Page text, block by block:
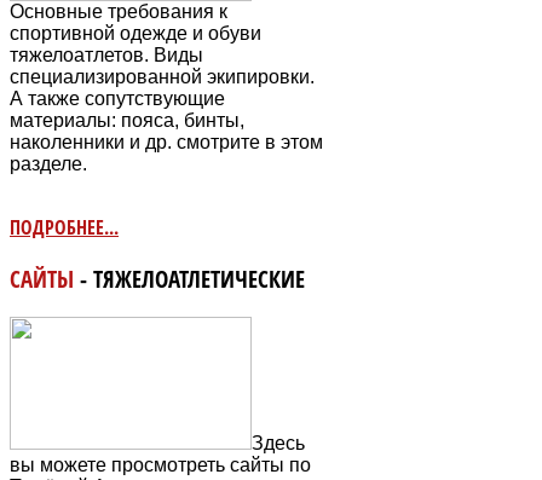
Основные требования к
спортивной одежде и обуви
тяжелоатлетов. Виды
специализированной экипировки.
А также сопутствующие
материалы: пояса, бинты,
наколенники и др. смотрите в этом
разделе.
ПОДРОБНЕЕ...
САЙТЫ - ТЯЖЕЛОАТЛЕТИЧЕСКИЕ
Здесь
вы можете просмотреть сайты по